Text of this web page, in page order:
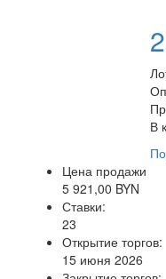
В
Цена продажи
5 921,00 BYN
Ставки:
23
Открытие торгов:
15 июня 2026